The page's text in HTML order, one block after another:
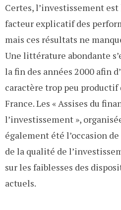
Certes, l’investissement
facteur explicatif des
mais ces résultats ne
Une littérature abondante
la fin des années 2000 afin
caractère trop peu
France. Les « Assises du
l’investissement »,
également été l’occasion
de la qualité de
sur les faiblesses des
actuels.